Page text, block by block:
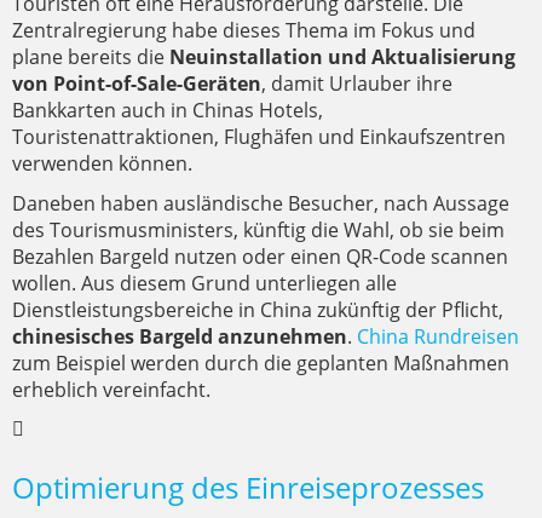
Zentralregierung habe dieses Thema im Fokus und
plane bereits die Neuinstallation und Aktualisierung
von Point-of-Sale-Geräten, damit Urlauber ihre
Bankkarten auch in Chinas Hotels,
Touristenattraktionen, Flughäfen und Einkaufszentren
verwenden können.
Daneben haben ausländische Besucher, nach Aussage
des Tourismusministers, künftig die Wahl, ob sie beim
Bezahlen Bargeld nutzen oder einen QR-Code scannen
wollen. Aus diesem Grund unterliegen alle
Dienstleistungsbereiche in China zukünftig der Pflicht,
chinesisches Bargeld anzunehmen. China Rundreisen
zum Beispiel werden durch die geplanten Maßnahmen
erheblich vereinfacht.
Optimierung des Einreiseprozesses